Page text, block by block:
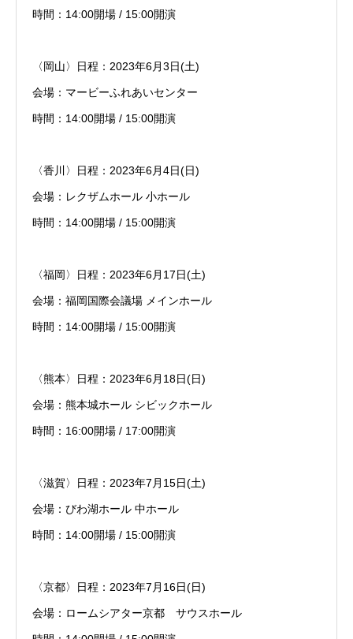
時間：14:00開場 / 15:00開演
〈岡山〉日程：2023年6月3日(土)
会場：マービーふれあいセンター
時間：14:00開場 / 15:00開演
〈香川〉日程：2023年6月4日(日)
会場：レクザムホール 小ホール
時間：14:00開場 / 15:00開演
〈福岡〉日程：2023年6月17日(土)
会場：福岡国際会議場 メインホール
時間：14:00開場 / 15:00開演
〈熊本〉日程：2023年6月18日(日)
会場：熊本城ホール シビックホール
時間：16:00開場 / 17:00開演
〈滋賀〉日程：2023年7月15日(土)
会場：びわ湖ホール 中ホール
時間：14:00開場 / 15:00開演
〈京都〉日程：2023年7月16日(日)
会場：ロームシアター京都 サウスホール